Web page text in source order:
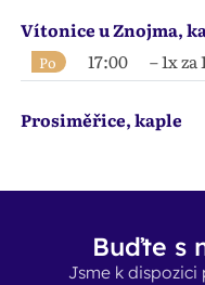
Vítonice u Znojma,
Po 17:00 – 1x
Prosiměřice, kaple
Buďte s
Jsme k